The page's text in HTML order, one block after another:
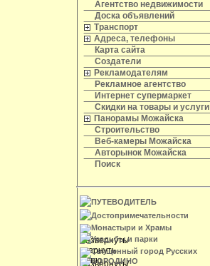
Агентство недвижимости
Доска объявлений
Транспорт
Адреса, телефоны
Карта сайта
Создатели
Рекламодателям
Рекламное агентство
Интернет супермаркет
Скидки на товары и услуги
Панорамы Можайска
Строительство
Веб-камеры Можайска
Авторынок Можайска
Поиск
ПУТЕВОДИТЕЛЬ
Достопримечательности
Монастыри и Храмы
Усадьбы и парки
Священный город Русских
БОРОДИНО